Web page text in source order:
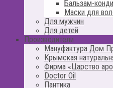
Бальзам-
Маски для
Для мужчин
Для детей
Производители
Мануфактура Дом
Крымская
Фирма «Царство
Doctor Oil
Пантика